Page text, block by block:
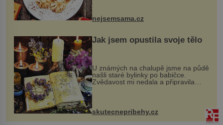
pokrmy, které rozhodně st...
nejsemsama.cz
Jak jsem opustila svoje tělo
U známých na chalupě jsme na půdě
našli staré bylinky po babičce.
Zvědavost mi nedala a připravila
jsem si z nich lektvar… Zimní pobyt
na chalupě se pro mě vlastní vinou
změnil v děsivý zážitek, na kt...
skutecnepribehy.cz